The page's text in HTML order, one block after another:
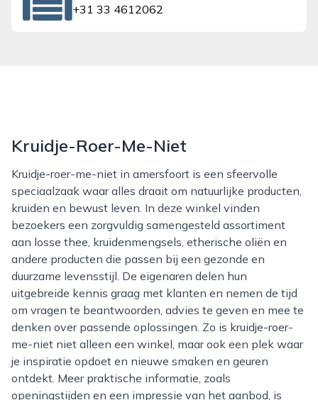
+31 33 4612062
Kruidje-Roer-Me-Niet
Kruidje-roer-me-niet in amersfoort is een sfeervolle
speciaalzaak waar alles draait om natuurlijke producten,
kruiden en bewust leven. In deze winkel vinden
bezoekers een zorgvuldig samengesteld assortiment
aan losse thee, kruidenmengsels, etherische oliën en
andere producten die passen bij een gezonde en
duurzame levensstijl. De eigenaren delen hun
uitgebreide kennis graag met klanten en nemen de tijd
om vragen te beantwoorden, advies te geven en mee te
denken over passende oplossingen. Zo is kruidje-roer-
me-niet niet alleen een winkel, maar ook een plek waar
je inspiratie opdoet en nieuwe smaken en geuren
ontdekt. Meer praktische informatie, zoals
openingstijden en een impressie van het aanbod, is